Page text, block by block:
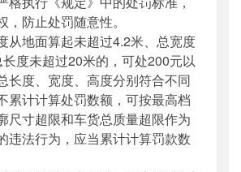
防止处罚随意性。
地面算起未超过4.2米、总宽度
度未超过20米的，可处200元以
长度、宽度、高度分别符合不同
累计计算处罚数额，可按最高档
尺寸超限和车货总质量超限作为
违法行为，应当累计计算罚款数